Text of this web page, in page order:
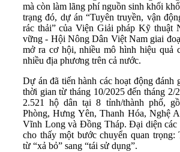
mà còn làm lãng phí nguồn sinh khối
trạng đó, dự án “Tuyên truyền, vận
rác thải” của Viện Giải pháp Kỹ thuật
vững - Hội Nông Dân Việt Nam giai
mở ra cơ hội, nhiều mô hình hiệu quả
nhiều địa phương trên cả nước.
Dự án đã tiến hành các hoạt động đánh
thời gian từ tháng 10/2025 đến tháng 2/
2.521 hộ dân tại 8 tỉnh/thành phố,
Phòng, Hưng Yên, Thanh Hóa, Nghệ
Vĩnh Long và Đồng Tháp. Đại diện các
cho thấy một bước chuyển quan
từ “xả bỏ” sang “tái sử dụng”.